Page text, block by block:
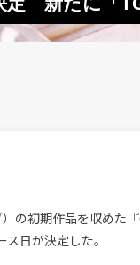
の初期作品を収めた
日が決定した。